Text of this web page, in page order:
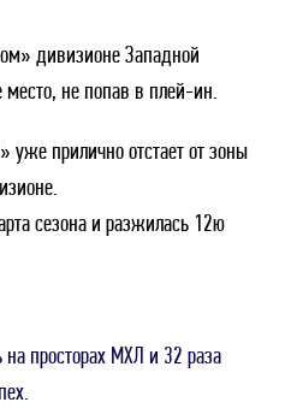
дивизионе Западной
не попав в плей-ин.
прилично отстает от зоны
сезона и разжилась 12ю
просторах МХЛ и 32 раза